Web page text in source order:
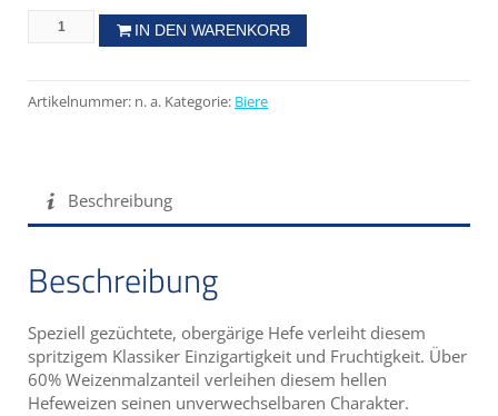
IN DEN WARENKORB
Artikelnummer: n. a. Kategorie: Biere
Beschreibung
Beschreibung
Speziell gezüchtete, obergärige Hefe verleiht diesem
spritzigem Klassiker Einzigartigkeit und Fruchtigkeit. Über
60% Weizenmalzanteil verleihen diesem hellen
Hefeweizen seinen unverwechselbaren Charakter.